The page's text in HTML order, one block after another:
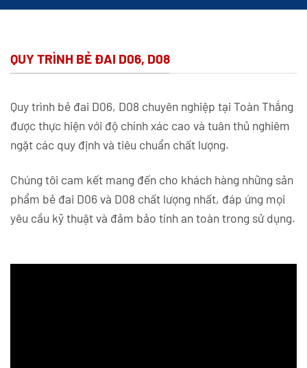
QUY TRÌNH BẺ ĐAI D06, D08
Quy trình bẻ đai D06, D08 chuyên nghiệp tại Toàn Thắng
được thực hiện với độ chính xác cao và tuân thủ nghiêm
ngặt các quy định và tiêu chuẩn chất lượng.
Chúng tôi cam kết mang đến cho khách hàng những sản
phẩm bẻ đai D06 và D08 chất lượng nhất, đáp ứng mọi
yêu cầu kỹ thuật và đảm bảo tính an toàn trong sử dụng.